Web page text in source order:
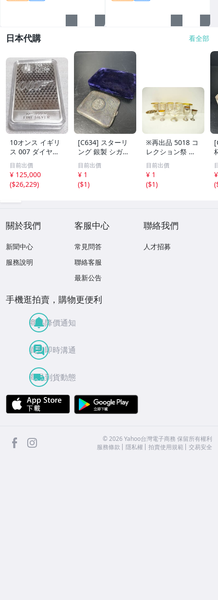
（注意：「鋪毫」為臺灣對鋼
日本代購 看全部
10オンス イギリ
ス 007 ダイヤモ
ンドは永遠に 純
銀 バー
目前出價
¥ 125,000
($26,229)
[C634] スターリ
ング 銀製 シガレ
ットケース 118g
アンティーク シ
ルバー ヴィンテ
ージ レトロ ケー
目前出價
¥ 1
($1)
※再出品 5018 コ
レクション祭 銀
製 Silver 刻印 ト
ロフィー 8点 691
g 無刻印 2点
目前出價
¥ 1
($1)
(
關於我們
新聞中心
服務說明
客服中心
常見問答
聯絡客服
最新公告
聯絡我們
人才招募
手機逛拍賣，購物更便利
商品降價通知
買賣即時溝通
商品到貨動態
APP Store
facebook ©2026 Yahoo台灣電子商務 保留所有權利
服務條款
隱私權 拍賣使用規範 交易安全